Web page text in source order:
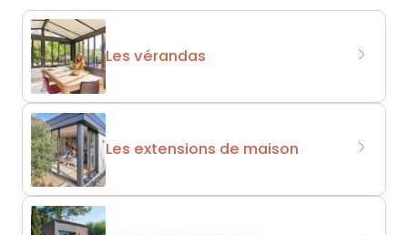
Les vérandas
Les extensions de maison